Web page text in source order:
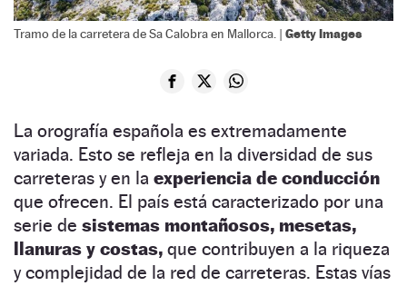
Tramo de la carretera de Sa Calobra en Mallorca. | Getty Images
La orografía española es extremadamente
variada. Esto se refleja en la diversidad de sus
carreteras y en la experiencia de conducción
que ofrecen. El país está caracterizado por una
serie de sistemas montañosos, mesetas,
llanuras y costas, que contribuyen a la riqueza
y complejidad de la red de carreteras. Estas vías